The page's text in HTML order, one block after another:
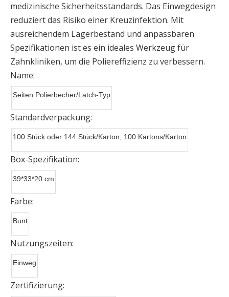
medizinische Sicherheitsstandards. Das Einwegdesign
reduziert das Risiko einer Kreuzinfektion. Mit
ausreichendem Lagerbestand und anpassbaren
Spezifikationen ist es ein ideales Werkzeug für
Zahnkliniken, um die Poliereffizienz zu verbessern.
Name:
Seiten Polierbecher/Latch-Typ
Standardverpackung:
100 Stück oder 144 Stück/Karton, 100 Kartons/Karton
Box-Spezifikation:
39*33*20 cm
Farbe:
Bunt
Nutzungszeiten:
Einweg
Zertifizierung: